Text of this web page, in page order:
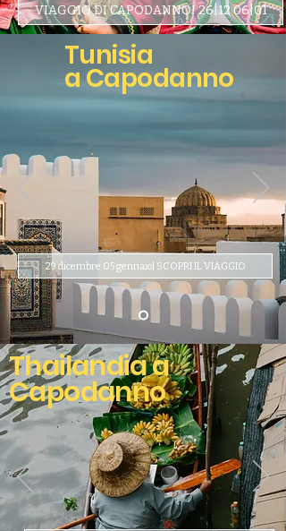
VIAGGIO DI CAPODANNO! 26|12 06|01
Tunisia
a Capodanno​
29 dicembre 05 gennaio| SCOPRI IL VIAGGIO
Thailandia a
Capodanno